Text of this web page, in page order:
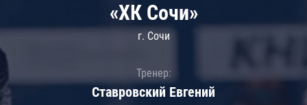
«ХК Сочи»
г. Сочи
Тренер:
Ставровский Евгений